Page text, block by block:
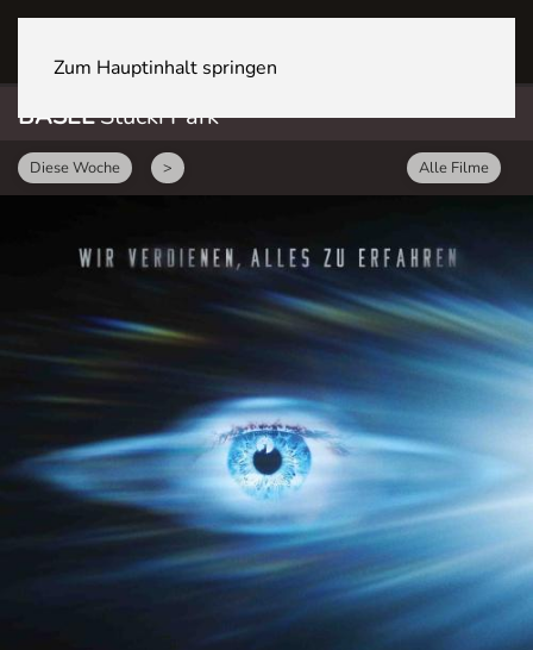
Zum Hauptinhalt springen
BASELStücki Park
Diese Woche > Alle Filme